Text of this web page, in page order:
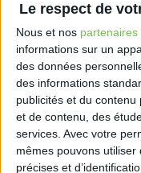
Le respect de
Nous et nos partenaires
informations sur un
des données
des informations
publicités et du
et de contenu, des
services. Avec votre
mêmes pouvons
précises et
trois en France,
d’actifs et 1,3
l’UNAPL dans
L’organisation
d’attribution
des professions
ministres à
plus de trois mois,